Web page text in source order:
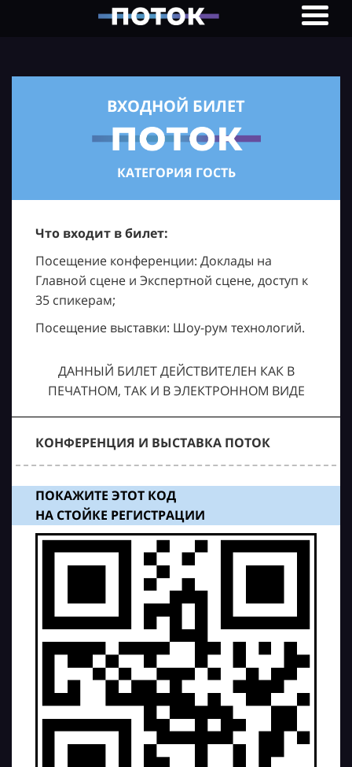
ВХОДНОЙ БИЛЕТ
КАТЕГОРИЯ ГОСТЬ
Что входит в билет:
Посещение конференции: Доклады на
Главной сцене и Экспертной сцене, доступ к
35 спикерам;
Посещение выставки: Шоу-рум технологий.
ДАННЫЙ БИЛЕТ ДЕЙСТВИТЕЛЕН КАК В
ПЕЧАТНОМ, ТАК И В ЭЛЕКТРОННОМ ВИДЕ
КОНФЕРЕНЦИЯ И ВЫСТАВКА ПОТОК
ПОКАЖИТЕ ЭТОТ КОД
НА СТОЙКЕ РЕГИСТРАЦИИ